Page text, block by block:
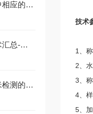
二氧化硫的危害及食品中相应的使用量和残留量
粮食水分的主要检测技术汇总-粮食水分测定仪别具特色
呕吐毒素检测仪用于玉米检测的流程
技术
1、
2、
3、
4、
5、